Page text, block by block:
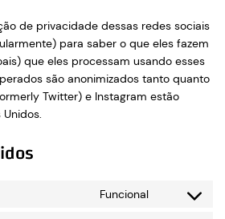
de privacidade dessas redes sociais
para saber o que eles fazem
que eles processam usando esses
são anonimizados tanto quanto
Twitter) e Instagram estão
Funcional Consent